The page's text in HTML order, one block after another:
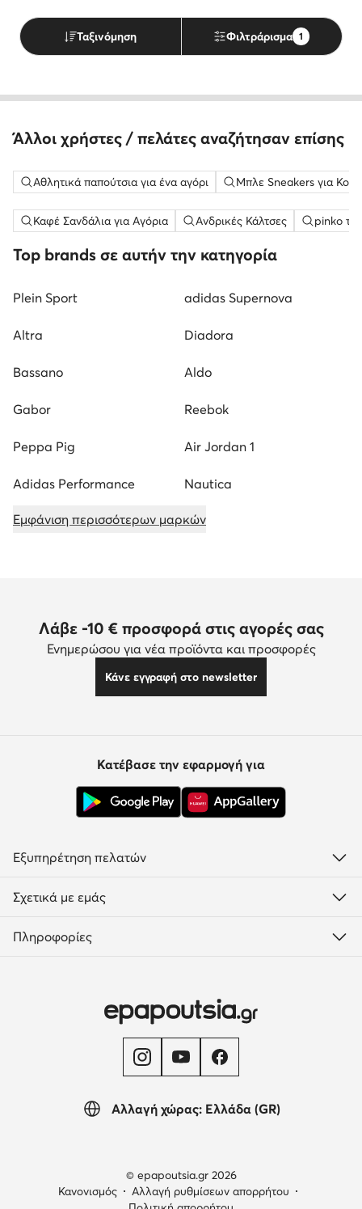
Ταξινόμηση Φιλτράρισμα 1
Άλλοι χρήστες / πελάτες αναζήτησαν επίσης
Αθλητικά παπούτσια για ένα αγόρι Μπλε Sneakers για
Καφέ Σανδάλια για Αγόρια Ανδρικές Κάλτσες pinko
Top brands σε αυτήν την κατηγορία
Plein Sport adidas Supernova
Altra Diadora
Bassano Aldo
Gabor Reebok
Peppa Pig Air Jordan 1
Adidas Performance Nautica
Εμφάνιση περισσότερων μαρκών
Λάβε -10 € προσφορά στις αγορές σας
Ενημερώσου για νέα προϊόντα και προσφορές
Κάνε εγγραφή στο newsletter
Αλλαγή χώρας: Ελλάδα (GR)
Κατέβασε την εφαρμογή για
Εξυπηρέτηση πελατών
Σχετικά με εμάς
Πληροφορίες
© epapoutsia.gr 2026
Κανονισμός
Αλλαγή ρυθμίσεων απορρήτου